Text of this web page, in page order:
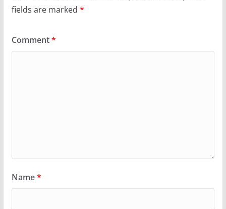
fields are marked *
Comment*
Name*